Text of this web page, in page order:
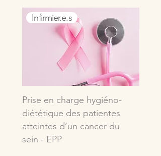
Infirmier.e.s
Prise en charge hygiéno-
diététique des patientes
atteintes d’un cancer du
sein - EPP